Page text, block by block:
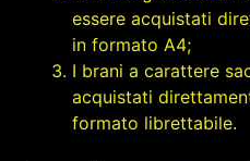
essere acquistati
in formato A4;
I brani a carattere
acquistati
formato librettabile.